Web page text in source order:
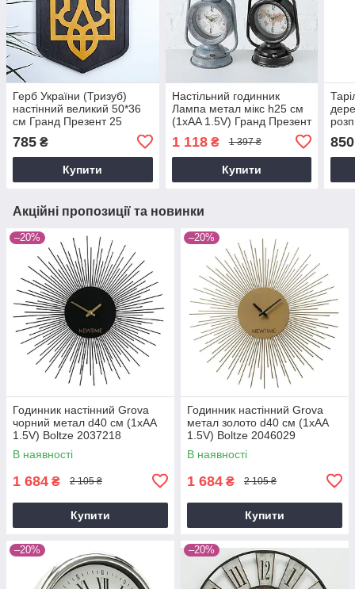
Герб України (Тризуб)
настінний великий 50*36
см Гранд Презент 25
785 ₴
Купити
Настільний годинник
Лампа метал мікс h25 см
(1xAA 1.5V) Гранд Презент
1 118₴ 1 397 ₴
Купити
850
Акційні пропозиції та новинки
–20%
Годинник настінний Grova
чорний метал d40 см (1xAA
1.5V) Boltze 2037218
В наявності
1 684 ₴ 2 105 ₴
Купити
–20%
Годинник настінний Grova
метал золото d40 см (1xAA
1.5V) Boltze 2046029
В наявності
1 684 ₴ 2 105 ₴
Купити
–20% –20%